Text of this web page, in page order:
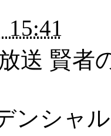
15:41
送 賢者
ンシャ